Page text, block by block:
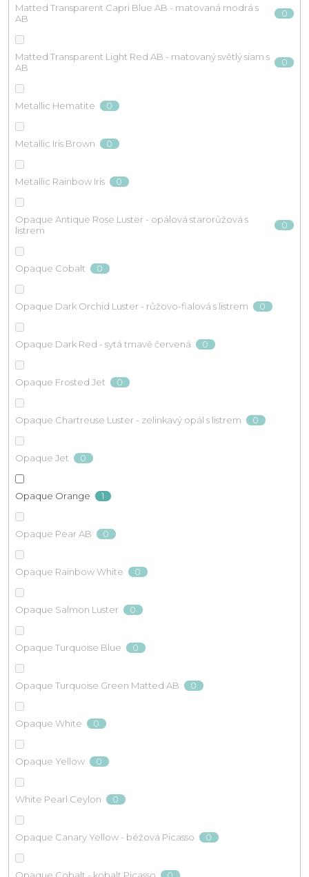
Matted Transparent Capri Blue AB - matovaná modrá s
AB
0
Matted Transparent Light Red AB - matovaný světlý siam s
AB
0
Metallic Hematite 0
Metallic Iris Brown 0
Metallic Rainbow Iris 0
Opaque Antique Rose Luster - opálová starorůžová s
listrem
0
Opaque Cobalt 0
Opaque Dark Orchid Luster - růžovo-fialová s listrem 0
Opaque Dark Red - sytá tmavě červená 0
Opaque Frosted Jet 0
Opaque Chartreuse Luster - zelinkavý opál s listrem 0
Opaque Jet 0
Opaque Orange 1
Opaque Pear AB 0
Opaque Rainbow White 0
Opaque Salmon Luster 0
Opaque Turquoise Blue 0
Opaque Turquoise Green Matted AB 0
Opaque White 0
Opaque Yellow 0
White Pearl Ceylon 0
Opaque Canary Yellow - béžová Picasso 0